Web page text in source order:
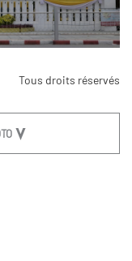
Tous droits réservés